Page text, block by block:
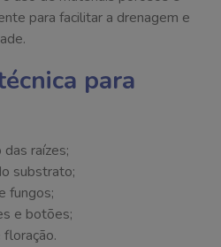
para facilitar a drenagem e
para
raízes;
substrato;
fungos;
e botões;